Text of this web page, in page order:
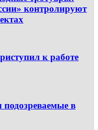
контролируют
к работе
в